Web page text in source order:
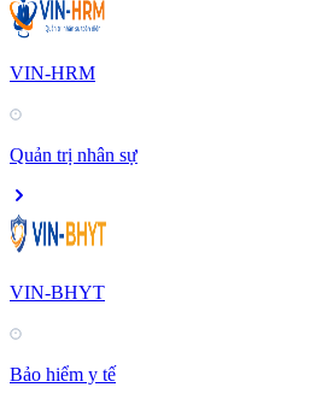
VIN-HRM
Quản trị nhân sự
VIN-BHYT
Bảo hiểm y tế